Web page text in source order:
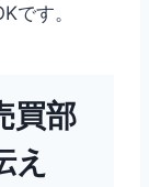
です。
買部
え